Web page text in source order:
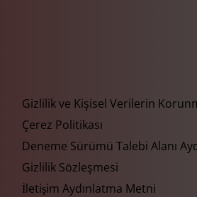
Gizlilik ve Kişisel Verilerin
Çerez Politikası
Deneme Sürümü Talebi Alanı
Gizlilik Sözleşmesi
İletişim Aydınlatma Metni